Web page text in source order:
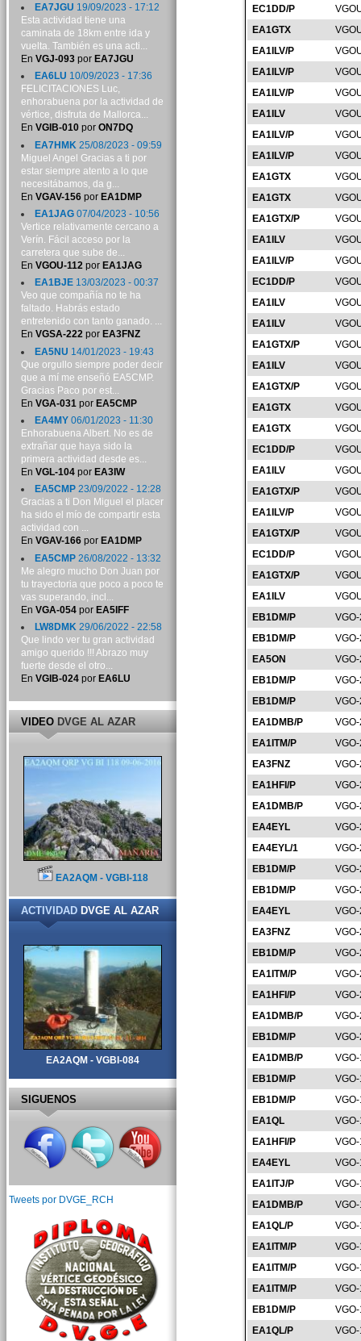
EC1DD/P
EA1GTX
EA1ILV/P
EA1ILV/P
EA1ILV/P
EA1ILV
EA1ILV/P
EA1ILV/P
EA1GTX
EA1GTX
EA1GTX/P
EA1ILV
EA1ILV/P
EC1DD/P
EA1ILV
EA1ILV
EA1GTX/P
EA1ILV
EA1GTX/P
EA1GTX
EA1GTX
EC1DD/P
EA1ILV
EA1GTX/P
EA1ILV/P
EA1GTX/P
EC1DD/P
EA1GTX/P
EA1ILV
EB1DM/P
EB1DM/P
EA5ON
EB1DM/P
EB1DM/P
EA1DMB/P
EA1ITM/P
EA3FNZ
EA1HFI/P
EA1DMB/P
EA4EYL
EA4EYL/1
EB1DM/P
EB1DM/P
EA4EYL
EA3FNZ
EB1DM/P
EA1ITM/P
EA1HFI/P
EA1DMB/P
EB1DM/P
EA1DMB/P
EB1DM/P
EB1DM/P
EA1QL
EA1HFI/P
EA4EYL
EA1ITJ/P
EA1DMB/P
EA1QL/P
EA1ITM/P
EA1ITM/P
EA1ITM/P
EB1DM/P
EA1QL/P
EA7JGU 19/09/2023 - 17:12
Esta actividad tiene una
caminata de 18km entre ida y
vuelta. También es una acti...
En VGJ-093por EA7JGU
EA6LU 10/09/2023 - 17:36
FELICITACIONES Luc,
enhorabuena por la actividad de
vértice, disfruta de Mallorca...
En VGIB-010por ON7DQ
EA7HMK 25/08/2023 - 09:59
Miguel Angel Gracias a ti por
estar siempre atento a lo que
necesitábamos, da g...
En VGAV-156por EA1DMP
EA1JAG07/04/2023 - 10:56
Vertice relativamente cercano a
Verín. Fácil acceso por la
carretera que sube de...
En VGOU-112por EA1JAG
EA1BJE13/03/2023 - 00:37
Veo que compañía no te ha
faltado. Habrás estado
entretenido con tanto ganado. ...
En VGSA-222por EA3FNZ
EA5NU 14/01/2023 - 19:43
Que orgullo siempre poder decir
que a mí me enseñó EA5CMP.
Gracias Paco por est...
En VGA-031 por EA5CMP
EA4MY06/01/2023 - 11:30
Enhorabuena Albert. No es de
extrañar que haya sido la
primera actividad desde es...
En VGL-104por EA3IW
EA5CMP23/09/2022 - 12:28
Gracias a ti Don Miguel el placer
ha sido el mío de compartir esta
actividad con ...
En VGAV-166por EA1DMP
EA5CMP26/08/2022 - 13:32
Me alegro mucho Don Juan por
tu trayectoria que poco a poco te
vas superando, incl...
En VGA-054por EA5IFF
LW8DMK29/06/2022 - 22:58
Que lindo ver tu gran actividad
amigo querido !!! Abrazo muy
fuerte desde el otro...
En VGIB-024por EA6LU
VIDEODVGE AL AZAR
EA2AQM - VGBI-118
ACTIVIDADDVGE AL AZAR
EA2AQM - VGBI-084
SIGUENOS
Tweets por DVGE_RCH